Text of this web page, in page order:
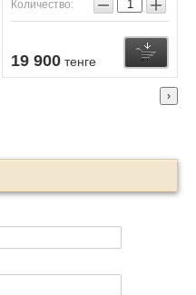
Количество:
19 900 тенге
Узнать о поступлении
›